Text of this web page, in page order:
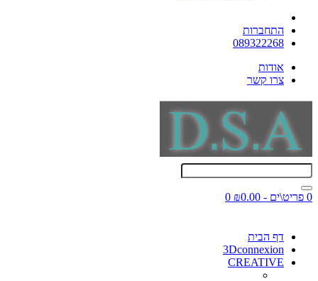
התחברות
089322268
אודות
צרו קשר
0 פריט\ים - ₪0.00 0
דף הבית
3Dconnexion
CREATIVE